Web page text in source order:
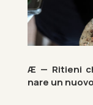
Æ — Ri­tieni
nare un